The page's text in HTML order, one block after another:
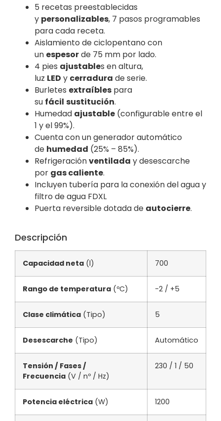
5 recetas preestablecidas
y personalizables, 7 pasos programables
para cada receta.
Aislamiento de ciclopentano con
un espesorde 75 mm por lado.
4 pies ajustables en altura,
luz LED y cerradura de serie.
Burletes extraíbles para
su fácil sustitución.
Humedad ajustable (configurable entre el
1 y el 99%).
Cuenta con un generador automático
de humedad (25% – 85%).
Refrigeraciónventilada y desescarche
por gas caliente.
Incluyen tubería para la conexión del agua y
filtro de agua FDXL
Puerta reversible dotada de autocierre.
Descripción
Capacidad neta (l) 700
Rango de temperatura (ºC) -2 / +5
Clase climática (Tipo) 5
Desescarche (Tipo) Automático
Tensión / Fases /
Frecuencia (V / nº / Hz)
230 / 1 / 50
Potencia eléctrica (W) 1200